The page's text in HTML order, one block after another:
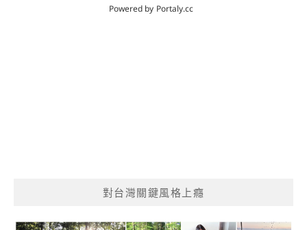
對台灣關鍵風格上癮